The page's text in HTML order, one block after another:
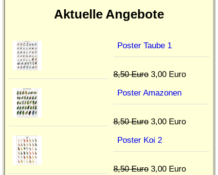
Aktuelle Angebote
Poster Taube 1
8,50 Euro 3,00 Euro
Poster Amazonen
8,50 Euro 3,00 Euro
Poster Koi 2
8,50 Euro 3,00 Euro